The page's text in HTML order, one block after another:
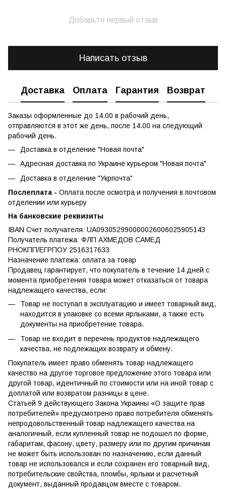
Добавьте первый отзыв
Написать отзыв
Доставка Оплата Гарантия Возврат
Заказы оформленные до 14.00 в рабочий день,
отправляются в этот же день, после 14.00 на следующий
рабочий день.
Доставка в отделение "Новая почта"
Адресная доставка по Украине курьером "Новая почта"
Доставка в отделение "Укрпочта"
Послеплата - Оплата после осмотра и получения в почтовом
отделении или курьеру
На банковские реквизиты
IBAN Счет получателя: UA093052990000026006025905143
Получатель платежа: ФЛП АХМЕДОВ САМЕД
РНОКПП/ЕГРПОУ 2516317633
Назначение платежа: оплата за товар
Продавец гарантирует, что покупатель в течение 14 дней с
момента приобретения товара может отказаться от товара
надлежащего качества, если:
Товар не поступал в эксплуатацию и имеет товарный вид,
находится в упаковке со всеми ярлыками, а также есть
документы на приобретение товара.
Товар не входит в перечень продуктов надлежащего
качества, не подлежащих возврату и обмену.
Покупатель имеет право обменять товар надлежащего
качество на другое торговое предложение этого товара или
другой товар, идентичный по стоимости или на иной товар с
доплатой или возвратом разницы в цене.
Статьей 9 действующего Закона Украины «О защите прав
потребителей» предусмотрено право потребителя обменять
непродовольственный товар надлежащего качества на
аналогичный, если купленный товар не подошел по форме,
габаритам, фасону, цвету, размеру или по другим причинам
не может быть использован по назначению, если данный
товар не использовался и если сохранен его товарный вид,
потребительские свойства, пломбы, ярлыки и расчетный
документ, выданный продавцом вместе с товаром.